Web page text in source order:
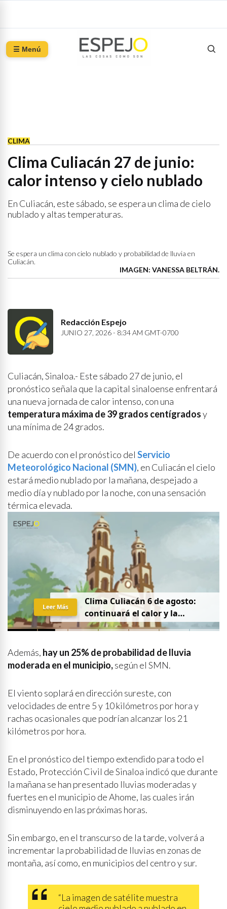
☰ Menú
CLIMA
Clima Culiacán 27 de junio:
calor intenso y cielo nublado
En Culiacán, este sábado, se espera un clima de cielo
nublado y altas temperaturas.
Se espera un clima con cielo nublado y probabilidad de lluvia en
Culiacán.
IMAGEN: VANESSA BELTRÁN.
Redacción Espejo
JUNIO 27, 2026 - 8:34 AM GMT-0700
Culiacán, Sinaloa.- Este sábado 27 de junio, el
pronóstico señala que la capital sinaloense enfrentará
una nueva jornada de calor intenso, con una
temperatura máxima de 39 grados centígradosy
una mínima de 24 grados.
De acuerdo con el pronóstico del Servicio
Meteorológico Nacional (SMN), en Culiacán el cielo
estará medio nublado por la mañana, despejado a
medio día y nublado por la noche, con una sensación
térmica elevada.
Clima Culiacán 6 de agosto:
continuará el calor y la
probabilidad de lluvia
Leer Más
Además, hay un 25% de probabilidad de lluvia
moderada en el municipio,según el SMN.
El viento soplará en dirección sureste, con
velocidades de entre 5 y 10 kilómetros por hora y
rachas ocasionales que podrían alcanzar los 21
kilómetros por hora.
En el pronóstico del tiempo extendido para todo el
Estado, Protección Civil de Sinaloa indicó que durante
la mañana se han presentado lluvias moderadas y
fuertes en el municipio de Ahome, las cuales irán
disminuyendo en las próximas horas.
Sin embargo, en el transcurso de la tarde, volverá a
incrementar la probabilidad de lluvias en zonas de
montaña, así como, en municipios del centro y sur.
“La imagen de satélite muestra